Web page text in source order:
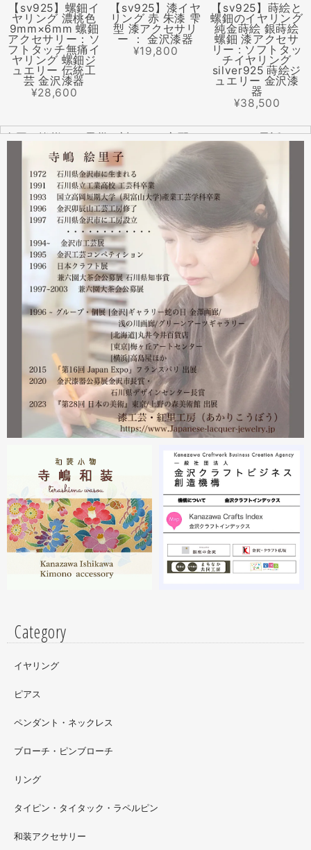
【sv925】螺鈿イ
ヤリング 濃桃色
9mm×6mm 螺鈿
アクセサリー：ソ
フトタッチ無痛イ
ヤリング 螺鈿ジ
ュエリー 伝統工
芸 金沢漆器
¥28,600
【sv925】漆イヤ
リング 赤 朱漆 雫
型 漆アクセサリ
ー ： 金沢漆器
¥19,800
【sv925】蒔絵と
螺鈿のイヤリング
純金蒔絵 銀蒔絵
螺鈿 漆アクセサ
リー : ソフトタッ
チイヤリング
silver925 蒔絵ジ
ュエリー 金沢漆
器
¥38,500
全国の皆様より震災に対するご心配のメールやお電話をた
くさんいただきました。ありがとうございます。
幸い紅里工房にはそれほどの被害もなく、ただいま通常の
営業をしております。配送につきましても金沢から発送す
る分につきましては問題ありませんのでご安心ください。
皆様には多大なご心配をおかけしており心苦しいばかりで
はありますが、今後とも紅里工房をどうぞよろしくお願い
いたします。
漆工芸・紅里工房 寺嶋絵里子
2023.02
2月21日から27日まで 仙台三越で開催中の『第22回 金
沢・能登 美味と美技展』に出展しています。会場には作
者本人がおりますのでお近くの方はぜひ遊びにいらしてく
ださい。お待ちしております。
2月19日から23日まで 東京・上野の森美術館で開催中の
『第28回 日本の美術展』に出展しています。
2023.02
昨年初めからT-BASE銀座ギャラリーさんのご依頼で螺鈿
細工のソフビフィギュア装飾のお仕事させていただいてま
す。広面積への螺鈿細工や蒔絵となりますのでかなりの高
額品になりますがご好評のようで嬉しい限りです(^^)写真
はドラマに登場していたキャラクターです。
ただ今 東武百貨店船橋店に出展中です。9月20日まで4階
Category
イヤリング
ピアス
ペンダント・ネックレス
ブローチ・ピンブローチ
リング
タイピン・タイタック・ラペルピン
和装アクセサリー